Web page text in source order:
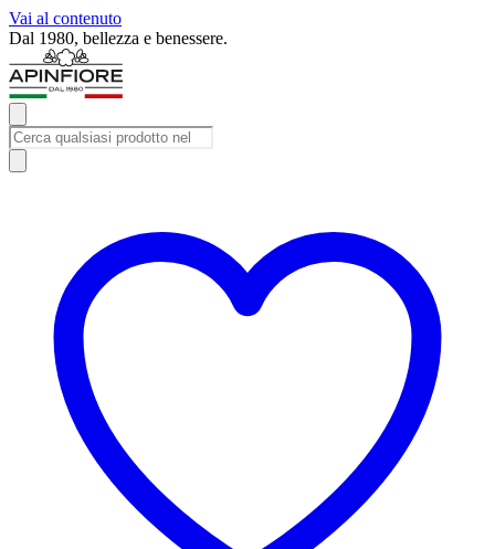
Vai al contenuto
Iscriviti alla newsletter e ricevi subito uno sconto del 10%.